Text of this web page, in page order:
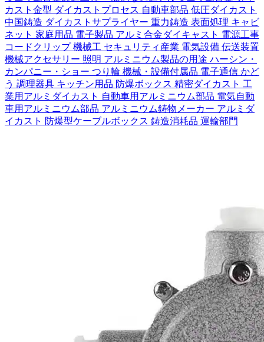
カスト金型 ダイカストプロセス 自動車部品 低圧ダイカスト
中国鋳造 ダイカストサプライヤー 重力鋳造 表面処理 キャビ
ネット 家庭用品 電子製品 アルミ合金ダイキャスト 電源工事
コードクリップ機械工 セキュリティ産業 電気設備 伝送装置
機械アクセサリー 照明 アルミニウム製品の用途 ハーシン・
カンパニー・ショー つり輪 機械・設備付属品 電子通信 かど
う 調理器具 キッチン用品 防爆ボックス 精密ダイカスト 工
業用アルミダイカスト 自動車用アルミニウム部品 電気自動
車用アルミニウム部品 アルミニウム鋳物メーカー アルミダ
イカスト 防爆型ケーブルボックス 鋳造消耗品 運輸部門